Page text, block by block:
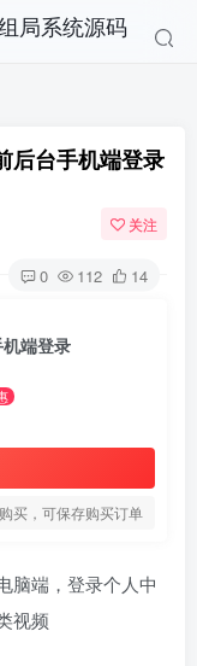
后台手机端登录
关注
0 112 14
端登录
买，可保存购买订单
脑端，登录个人中
视频